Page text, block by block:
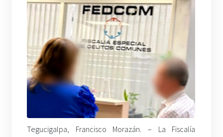
Tegucigalpa, Francisco Morazán. – La Fiscalía